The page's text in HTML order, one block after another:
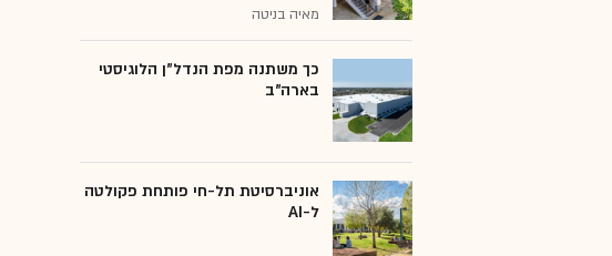
מאיה בניטה
כך משתנה מפת הנדל"ן הלוגיסטי
בארה"ב
אוניברסיטת תל-חי פותחת פקולטה
ל-AI